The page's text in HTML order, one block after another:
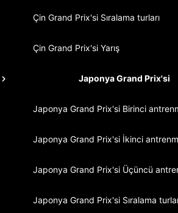
Çin Grand Prix'si Sıralama turları
Çin Grand Prix'si Yarış
Japonya Grand Prix'si
Japonya Grand Prix'si Birinci
Japonya Grand Prix'si İkinci
Japonya Grand Prix'si Üçüncü
Japonya Grand Prix'si Sıralama